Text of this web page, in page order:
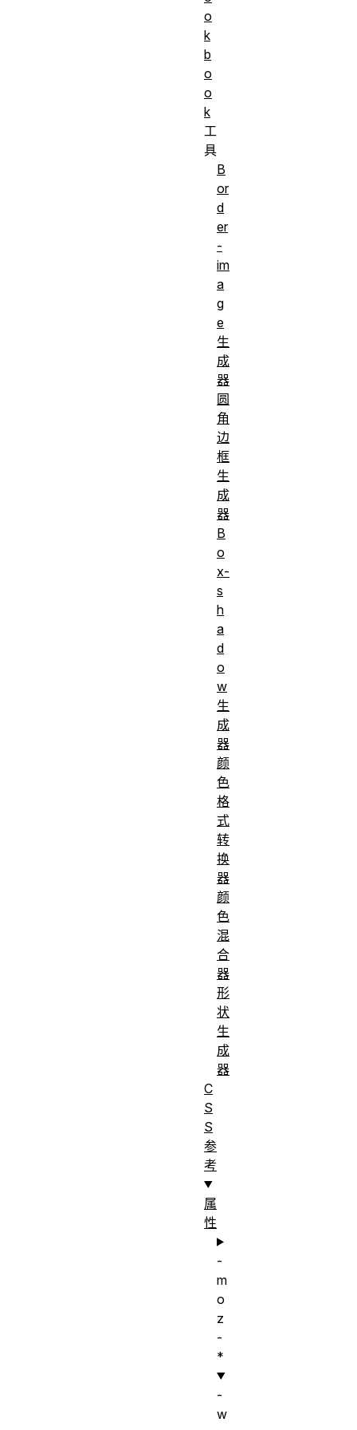
o
k
b
o
o
k
工
具
B
or
d
er
-
im
a
g
e
生
成
器
圆
角
边
框
生
成
器
B
o
x-
s
h
a
d
o
w
生
成
器
颜
色
格
式
转
换
器
颜
色
混
合
器
形
状
生
成
器
C
S
S
参
考
属
性
-
m
o
z
-
*
-
w